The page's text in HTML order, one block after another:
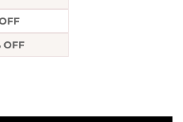
OFF
argollas diseño 18 a.b cantidad